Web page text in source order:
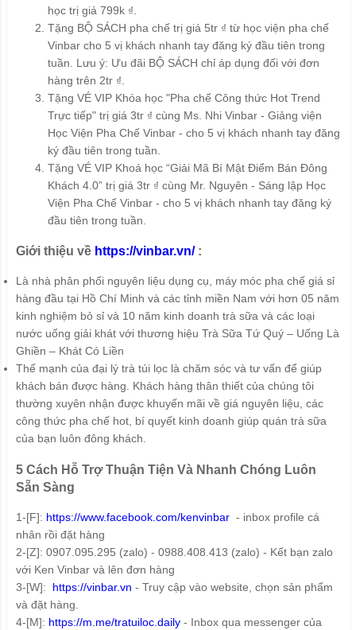
học trị giá 799k ₫.
Tặng BỘ SÁCH pha chế trị giá 5tr ₫ từ học viện pha chế
Vinbar cho 5 vị khách nhanh tay đăng ký đầu tiên trong
tuần. Lưu ý: Ưu đãi BỘ SÁCH chỉ áp dụng đối với đơn
hàng trên 2tr ₫.
Tặng VÉ VIP Khóa học "Pha chế Công thức Hot Trend
Trực tiếp" trị giá 3tr ₫ cùng Ms. Nhi Vinbar - Giảng viện
Học Viện Pha Chế Vinbar - cho 5 vị khách nhanh tay đăng
ký đầu tiên trong tuần.
Tặng VÉ VIP Khoá học “Giải Mã Bí Mật Điểm Bán Đông
Khách 4.0” trị giá 3tr ₫ cùng Mr. Nguyên - Sáng lập Học
Viện Pha Chế Vinbar - cho 5 vị khách nhanh tay đăng ký
đầu tiên trong tuần.
Giới thiệu về https://vinbar.vn/:
Là nhà phân phối nguyên liệu dụng cụ, máy móc pha chế giá sỉ
hàng đầu tại Hồ Chí Minh và các tỉnh miền Nam với hơn 05 năm
kinh nghiệm bỏ sỉ và 10 năm kinh doanh trà sữa và các loại
nước uống giải khát với thương hiệu Trà Sữa Tứ Quý – Uống Là
Ghiền – Khát Có Liền
Thế mạnh của đại lý trà túi lọc là chăm sóc và tư vấn để giúp
khách bán được hàng. Khách hàng thân thiết của chúng tôi
thường xuyên nhận được khuyến mãi về giá nguyên liệu, các
công thức pha chế hot, bí quyết kinh doanh giúp quán trà sữa
của bạn luôn đông khách.
5 Cách Hỗ Trợ Thuận Tiện Và Nhanh Chóng Luôn
Sẵn Sàng
1-[F]: https://www.facebook.com/kenvinbar - inbox profile cá
nhân rồi đặt hàng
2-[Z]: 0907.095.295 (zalo) - 0988.408.413 (zalo) - Kết bạn zalo
với Ken Vinbar và lên đơn hàng
3-[W]: https://vinbar.vn - Truy cập vào website, chọn sản phẩm
và đặt hàng.
4-[M]: https://m.me/tratuiloc.daily- Inbox qua messenger của